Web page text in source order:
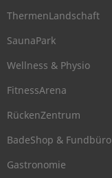
ThermenLandschaft
SaunaPark
Wellness & Physio
FitnessArena
RückenZentrum
BadeShop & Fundbüro
Gastronomie